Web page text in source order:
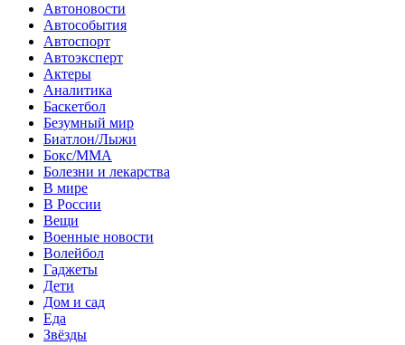
Автоновости
Автособытия
Автоспорт
Автоэксперт
Актеры
Аналитика
Баскетбол
Безумный мир
Биатлон/Лыжи
Бокс/MMA
Болезни и лекарства
В мире
В России
Вещи
Военные новости
Волейбол
Гаджеты
Дети
Дом и сад
Еда
Звёзды